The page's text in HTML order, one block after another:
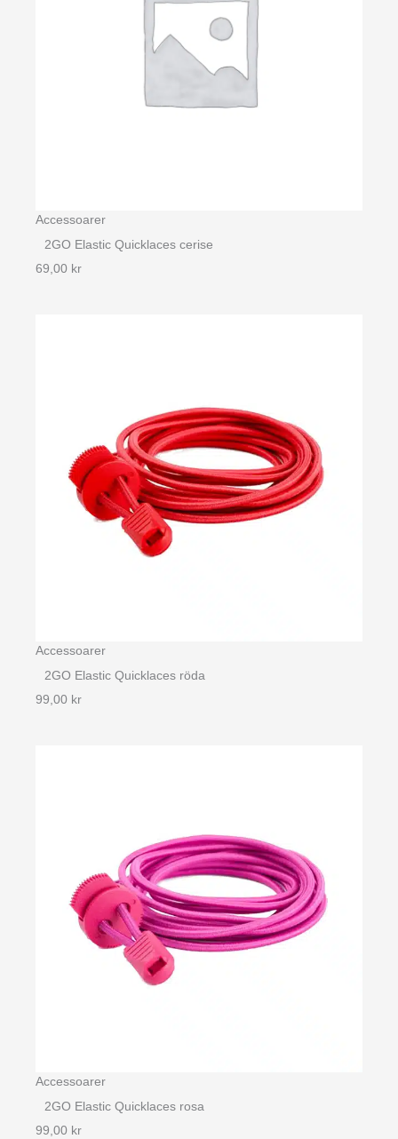
Accessoarer
2GO Elastic Quicklaces cerise
69,00 kr
Accessoarer
2GO Elastic Quicklaces röda
99,00 kr
Accessoarer
2GO Elastic Quicklaces rosa
99,00 kr